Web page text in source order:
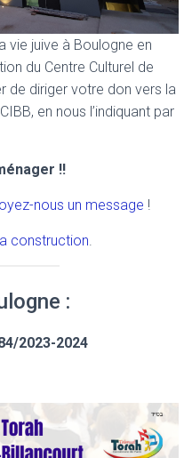
vie juive à Boulogne en
du Centre Culturel de
de diriger votre don vers la
en nous l’indiquant par
!!
nous un message !
construction.
:
2023-2024